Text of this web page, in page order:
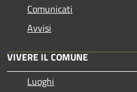
Comunicati
Avvisi
VIVERE IL COMUNE
Luoghi